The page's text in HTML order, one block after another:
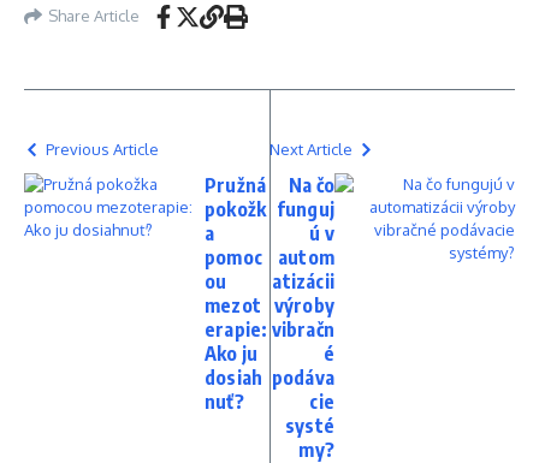
Share Article
Previous Article
Pružná
pokožk
a
pomoc
ou
mezot
erapie:
Ako ju
dosiah
nuť?
Next Article
Na čo
funguj
ú v
autom
atizácii
výroby
vibračn
é
podáva
cie
systé
my?